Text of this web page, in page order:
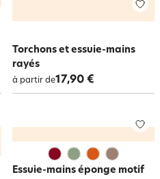
Torchons et essuie-mains
rayés
à partir de17,90 €
Essuie-mains éponge motif